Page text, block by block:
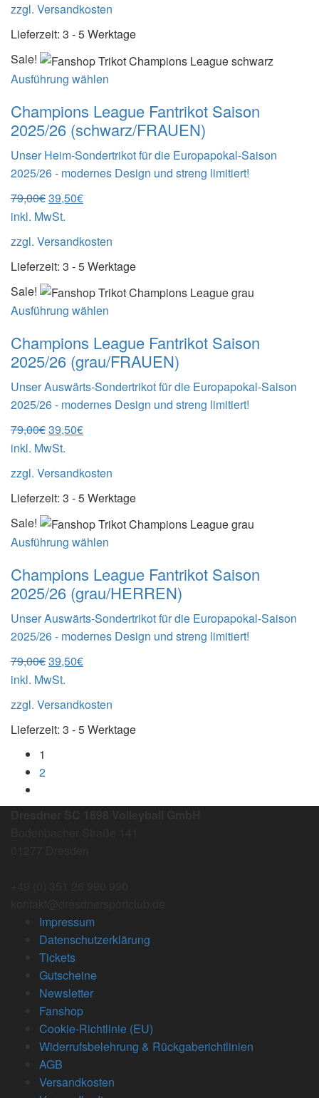
79,00€39,50€.
zzgl. Versandkosten
Lieferzeit: 3 - 5 Werktage
Sale!
Ausführung wählen
Champions League Fantrikot Saison
2025/26 (schwarz/FRAUEN)
Unser Heim-Sondertrikot für die Europapokal-Saison
2025/26 - modernes Design und streng limitiert!
79,00€Ursprünglicher
Preis
79,00€
39,50€Aktueller
39,50€.
inkl. MwSt.
zzgl. Versandkosten
Lieferzeit: 3 - 5 Werktage
Sale!
Ausführung wählen
Champions League Fantrikot Saison
2025/26 (grau/FRAUEN)
Unser Auswärts-Sondertrikot für die Europapokal-Saison
2025/26 - modernes Design und streng limitiert!
79,00€Ursprünglicher
Preis
79,00€
39,50€Aktueller
39,50€.
inkl. MwSt.
zzgl. Versandkosten
Lieferzeit: 3 - 5 Werktage
Sale!
Ausführung wählen
Champions League Fantrikot Saison
2025/26 (grau/HERREN)
Unser Auswärts-Sondertrikot für die Europapokal-Saison
2025/26 - modernes Design und streng limitiert!
79,00€Ursprünglicher
Preis
79,00€
39,50€Aktueller
39,50€.
inkl. MwSt.
zzgl. Versandkosten
Lieferzeit: 3 - 5 Werktage
1
2
Impressum
Datenschutzerklärung
Tickets
Gutscheine
Newsletter
Fanshop
Cookie-Richtlinie (EU)
Widerrufsbelehrung & Rückgaberichtlinien
AGB
Versandkosten